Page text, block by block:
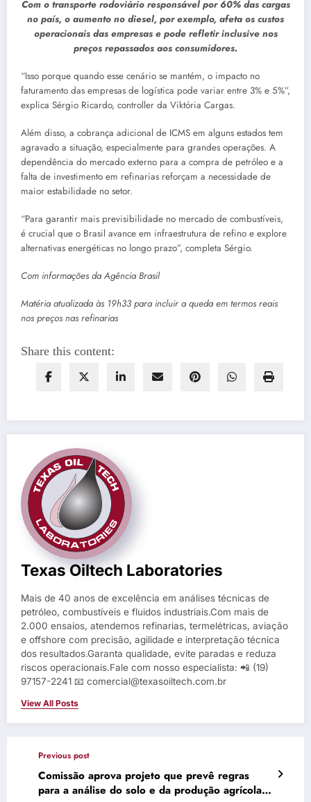
Com o transporte rodoviário responsável por 60% das cargas
no país, o aumento no diesel, por exemplo, afeta os custos
operacionais das empresas e pode refletir inclusive nos
preços repassados aos consumidores.
“Isso porque quando esse cenário se mantém, o impacto no
faturamento das empresas de logística pode variar entre 3% e 5%”,
explica Sérgio Ricardo, controller da Viktória Cargas.
Além disso, a cobrança adicional de ICMS em alguns estados tem
agravado a situação, especialmente para grandes operações. A
dependência do mercado externo para a compra de petróleo e a
falta de investimento em refinarias reforçam a necessidade de
maior estabilidade no setor.
“Para garantir mais previsibilidade no mercado de combustíveis,
é crucial que o Brasil avance em infraestrutura de refino e explore
alternativas energéticas no longo prazo”, completa Sérgio.
Com informações da Agência Brasil
Matéria atualizada às 19h33 para incluir a queda em termos reais
nos preços nas refinarias
Share this content:
Texas Oiltech Laboratories
Mais de 40 anos de excelência em análises técnicas de
petróleo, combustíveis e fluidos industriais.Com mais de
2.000 ensaios, atendemos refinarias, termelétricas, aviação
e offshore com precisão, agilidade e interpretação técnica
dos resultados.Garanta qualidade, evite paradas e reduza
riscos operacionais.Fale com nosso especialista: 📲 (19)
97157-2241 📧 comercial@texasoiltech.com.br
View All Posts
Previous post
Comissão aprova projeto que prevê regras
para a análise do solo e da produção agrícola